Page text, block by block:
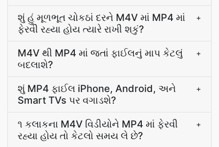
શું હું મૂળભૂત ચોકઠાં દરને M4V માં MP4 માં
ફેરવી રહ્યા હોય ત્યારે રાખી શકું?
+
M4V થી MP4 માં જતાં ફાઈલનું માપ કેટલું
બદલાશે?
+
શું MP4 ફાઈલ iPhone, Android, અને
Smart TVs પર વગાડશે?
+
૧ કલાકના M4V વિડીયોને MP4 માં ફેરવી
રહ્યા હોય તો કેટલો સમય લે છે?
+